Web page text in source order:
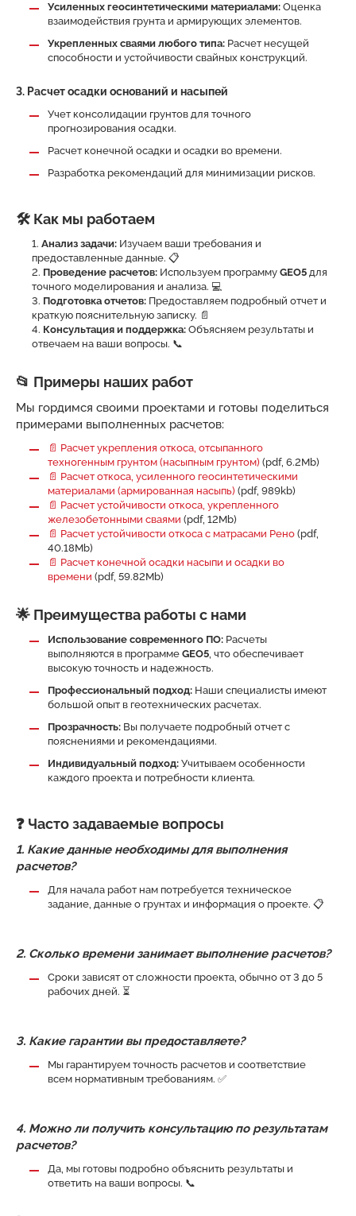
Усиленных геосинтетическими материалами: Оценка
взаимодействия грунта и армирующих элементов.
Укрепленных сваями любого типа: Расчет несущей
способности и устойчивости свайных конструкций.
3. Расчет осадки оснований и насыпей
Учет консолидации грунтов для точного
прогнозирования осадки.
Расчет конечной осадки и осадки во времени.
Разработка рекомендаций для минимизации рисков.
🛠️ Как мы работаем
Анализ задачи: Изучаем ваши требования и
предоставленные данные. 📋
Проведение расчетов: Используем программу GEO5 для
точного моделирования и анализа. 💻
Подготовка отчетов: Предоставляем подробный отчет и
краткую пояснительную записку. 📄
Консультация и поддержка: Объясняем результаты и
отвечаем на ваши вопросы. 📞
📂 Примеры наших работ
Мы гордимся своими проектами и готовы поделиться
примерами выполненных расчетов:
📄 Расчет укрепления откоса, отсыпанного
техногенным грунтом (насыпным грунтом) (pdf, 6.2Mb)
📄 Расчет откоса, усиленного геосинтетическими
материалами (армированная насыпь) (pdf, 989kb)
📄 Расчет устойчивости откоса, укрепленного
железобетонными сваями (pdf, 12Mb)
📄 Расчет устойчивости откоса с матрасами Рено (pdf,
40.18Mb)
📄 Расчет конечной осадки насыпи и осадки во
времени (pdf, 59.82Mb)
🌟 Преимущества работы с нами
Использование современного ПО: Расчеты
выполняются в программе GEO5, что обеспечивает
высокую точность и надежность.
Профессиональный подход: Наши специалисты имеют
большой опыт в геотехнических расчетах.
Прозрачность: Вы получаете подробный отчет с
пояснениями и рекомендациями.
Индивидуальный подход: Учитываем особенности
каждого проекта и потребности клиента.
❓ Часто задаваемые вопросы
1. Какие данные необходимы для выполнения
расчетов?
Для начала работ нам потребуется техническое
задание, данные о грунтах и информация о проекте. 📋
2. Сколько времени занимает выполнение расчетов?
Сроки зависят от сложности проекта, обычно от 3 до 5
рабочих дней. ⏳
3. Какие гарантии вы предоставляете?
Мы гарантируем точность расчетов и соответствие
всем нормативным требованиям. ✅
4. Можно ли получить консультацию по результатам
расчетов?
Да, мы готовы подробно объяснить результаты и
ответить на ваши вопросы. 📞